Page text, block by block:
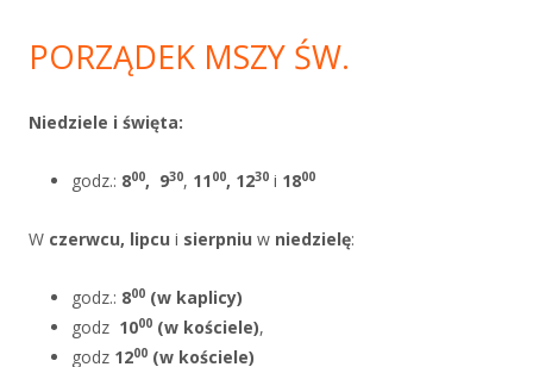
PORZĄDEK MSZY ŚW.
Niedziele i święta:
godz.: 800, 930, 11 00, 1230 i 1800
W czerwcu, lipcu i sierpniu w niedzielę:
godz.: 800 (w kaplicy)
godz 1000 (w kościele),
godz 1200 (w kościele)